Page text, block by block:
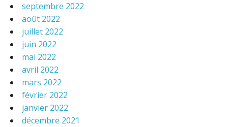
septembre 2022
août 2022
juillet 2022
juin 2022
mai 2022
avril 2022
mars 2022
février 2022
janvier 2022
décembre 2021